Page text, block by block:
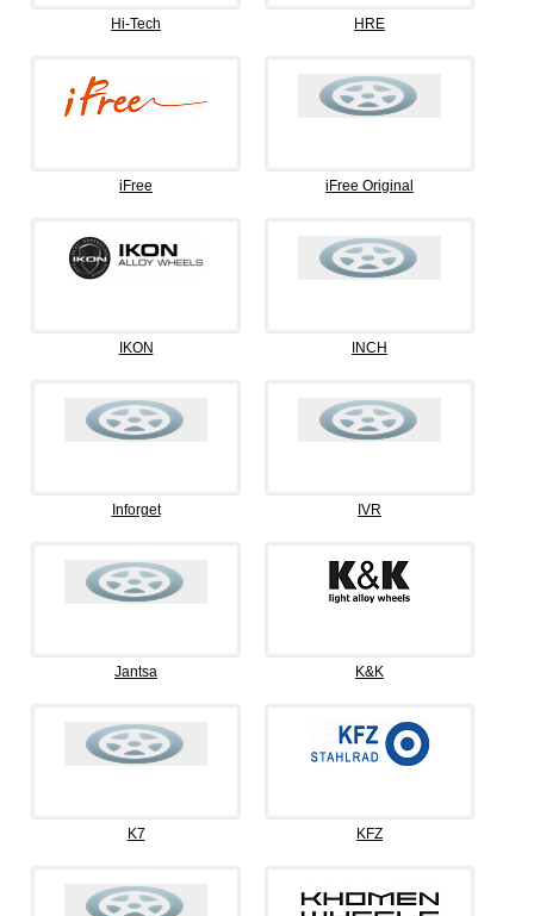
Hi-Tech HRE
iFree iFree Original
IKON INCH
Inforget IVR
Jantsa K&K
K7 KFZ